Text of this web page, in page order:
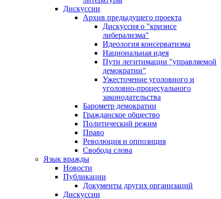
Дискуссии
Архив предыдущего проекта
Дискуссия о "кризисе
либерализма"
Идеология консерватизма
Национальная идея
Пути легитимации "управляемой
демократии"
Ужесточение уголовного и
уголовно-процесуального
законодательства
Барометр демократии
Гражданское общество
Политический режим
Право
Революция и оппозиция
Свобода слова
Язык вражды
Новости
Публикации
Документы других организаций
Дискуссии